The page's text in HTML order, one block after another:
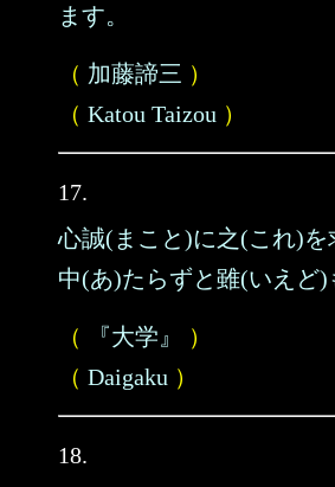
ます。
（ 加藤諦三 ）
（ Katou Taizou ）
17.
心誠(まこと)に之(これ)を
中(あ)たらずと雖(いえど)
（ 『大学』
）
（ Daigaku ）
18.